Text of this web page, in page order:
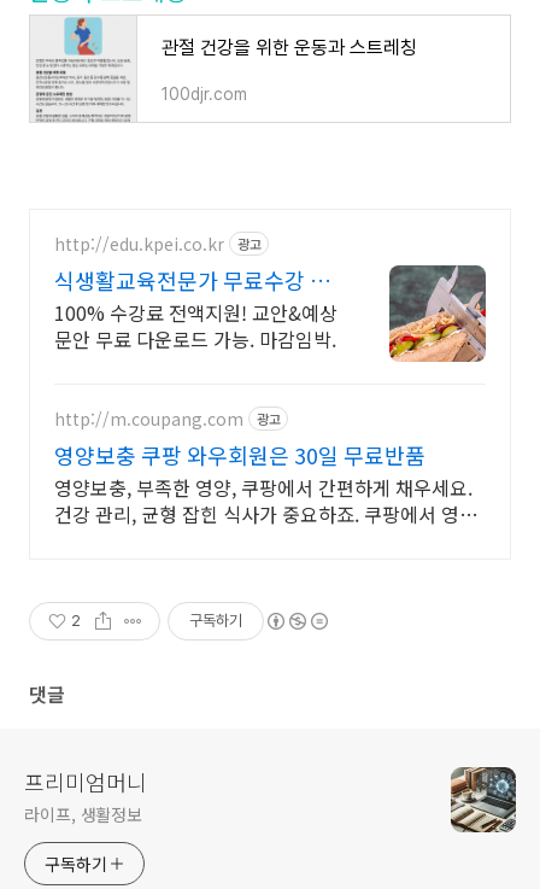
관절 건강을 위한 운동과 스트레칭
100djr.com
http://edu.kpei.co.kr 광고
식생활교육전문가 무료수강 마
감임박
100% 수강료 전액지원! 교안&예상
문안 무료 다운로드 가능. 마감임박.
http://m.coupang.com 광고
영양보충 쿠팡 와우회원은 30일 무료반품
영양보충, 부족한 영양, 쿠팡에서 간편하게 채우세요.
건강 관리, 균형 잡힌 식사가 중요하죠. 쿠팡에서 영양
2 구독하기
댓글
프리미엄머니
라이프, 생활정보
구독하기